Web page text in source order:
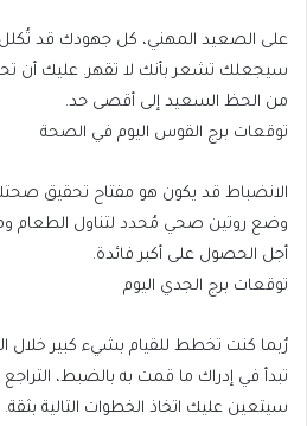
على الصعيد المهني، كل جهودك قد تُكلل
سيجعلك تشعر بأنك لا تقهر. عليك أن
من الحظ السعيد إلى أقصى حد.
توقعات برج القوس اليوم في الصحة
الانضباط قد يكون هو مفتاح تحقيق
وضع روتين صحي مُحدد لتناول الطعام
أجل الحصول على أكبر فائدة.
توقعات برج الجدي اليوم
رُبما كنت تخطط للقيام بشيء كبير خلال
تبدأ في إدراك ما قمت به بالضبط، التراجع
سيتعين عليك اتخاذ الخطوات التالية بثقة.